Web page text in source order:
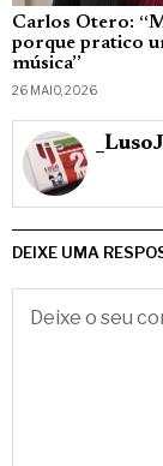
Carlos Otero:
porque pratico
música”
26 MAIO, 2026
DEIXE UMA